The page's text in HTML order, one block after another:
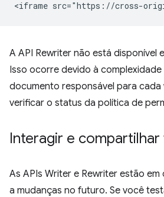
A API Rewriter não está disponível
Isso ocorre devido à
documento responsável para cada
verificar o status da política de
Interagir e
As APIs Writer e Rewriter estão em
a mudanças no futuro. Se você